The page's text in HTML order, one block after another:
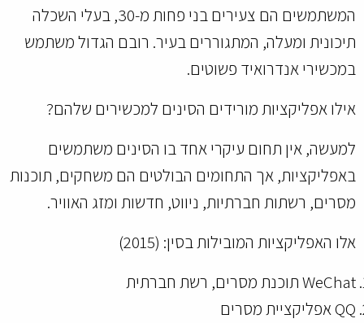
המשתמשים הם צעירים בני פחות מ-30, בעלי השכלה
תיכונית ומעלה, המתגוררים בעיר. רובם הגדול משתמש
במכשירי אנדרואיד פשוטים.
אילו אפליקציות מורידים הסינים למכשירים שלהם?
למעשה, אין תחום עיקרי אחד בו הסינים משתמשים
באפליקציות, אך התחומים הבולטים הם משחקים, תוכנות
מסרים, רשתות חברתיות, ניווט, חדשות ומזג האוויר.
אלו האפליקציות המובילות בסין: (2015)
WeChat תוכנת מסרים, רשת חברתית
QQ אפליקציית מסרים